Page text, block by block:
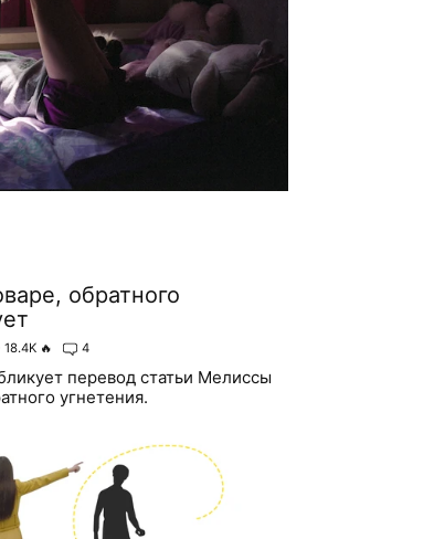
обратного
18.4K 🔥 4
перевод статьи Мелиссы
угнетения.